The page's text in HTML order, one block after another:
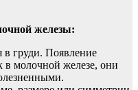
железы:
в груди. Появление
в молочной железе, они